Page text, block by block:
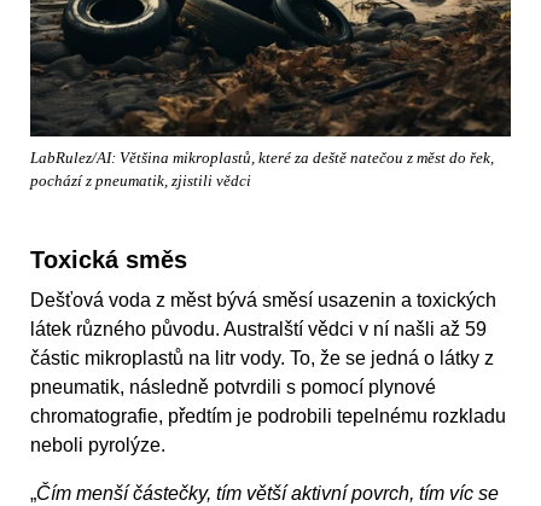
LabRulez/AI: Většina mikroplastů, které za deště natečou z měst do řek,
pochází z pneumatik, zjistili vědci
Toxická směs
Dešťová voda z měst bývá směsí usazenin a toxických
látek různého původu. Australští vědci v ní našli až 59
částic mikroplastů na litr vody. To, že se jedná o látky z
pneumatik, následně potvrdili s pomocí plynové
chromatografie, předtím je podrobili tepelnému rozkladu
neboli pyrolýze.
„Čím menší částečky, tím větší aktivní povrch, tím víc se